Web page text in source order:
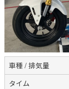
車種 / 排気量
タイム